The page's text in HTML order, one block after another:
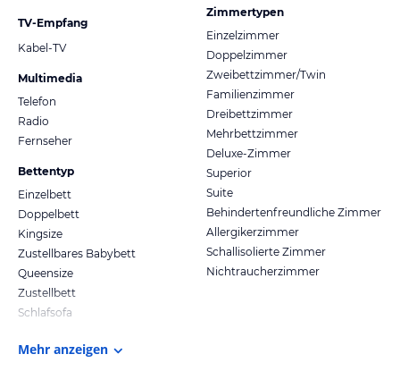
TV-Empfang
Kabel-TV
Multimedia
Telefon
Radio
Fernseher
Bettentyp
Einzelbett
Doppelbett
Kingsize
Zustellbares Babybett
Queensize
Zustellbett
Schlafsofa
Zimmertypen
Einzelzimmer
Doppelzimmer
Zweibettzimmer/Twin
Familienzimmer
Dreibettzimmer
Mehrbettzimmer
Deluxe-Zimmer
Superior
Suite
Behindertenfreundliche Zimmer
Allergikerzimmer
Schallisolierte Zimmer
Nichtraucherzimmer
Mehr anzeigen